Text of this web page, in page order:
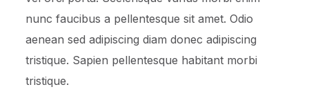
nunc faucibus a pellentesque sit amet. Odio
aenean sed adipiscing diam donec adipiscing
tristique. Sapien pellentesque habitant morbi
tristique.